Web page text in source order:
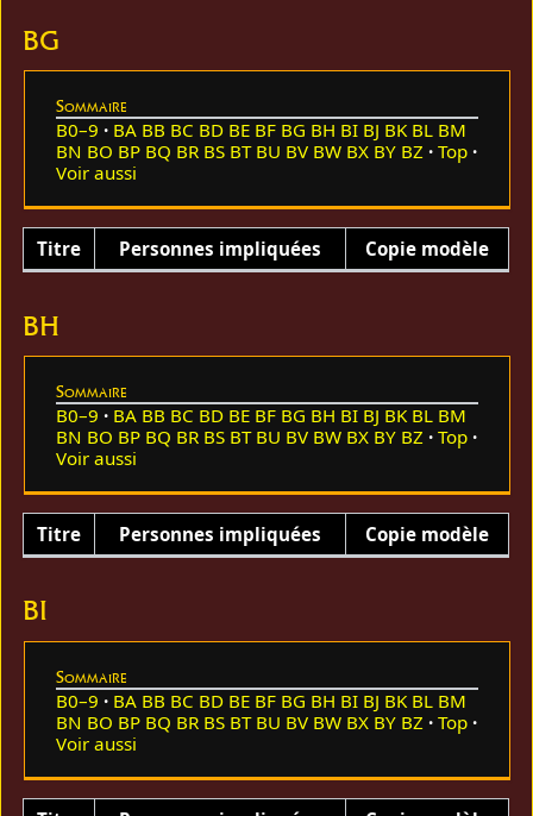
BG
Sommaire
B0–9 BA BB BC BD BE BF BG BH BI BJ BK BL BM
BN BO BP BQ BR BS BT BU BV BW BX BY BZ
Top
Voir aussi
Titre Personnes impliquées Copie modèle
BH
Sommaire
B0–9 BA BB BC BD BE BF BG BH BI BJ BK BL BM
BN BO BP BQ BR BS BT BU BV BW BX BY BZ
Top
Voir aussi
Titre Personnes impliquées Copie modèle
BI
Sommaire
B0–9 BA BB BC BD BE BF BG BH BI BJ BK BL BM
BN BO BP BQ BR BS BT BU BV BW BX BY BZ
Top
Voir aussi